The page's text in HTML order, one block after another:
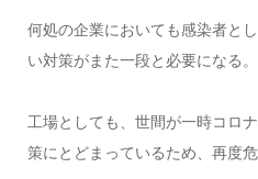
何処の企業においても感染者と
い対策がまた一段と必要になる。
工場としても、世間が一時コロ
策にとどまっているため、再度危